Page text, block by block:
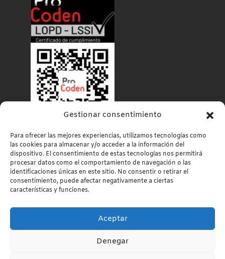
Gestionar consentimiento
Para ofrecer las mejores experiencias, utilizamos tecnologías como
las cookies para almacenar y/o acceder a la información del
dispositivo. El consentimiento de estas tecnologías nos permitirá
procesar datos como el comportamiento de navegación o las
identificaciones únicas en este sitio. No consentir o retirar el
consentimiento, puede afectar negativamente a ciertas
características y funciones.
Aceptar
Denegar
Política de Cookies
Utilizamos cookies para ofrecerte la mejor experiencia en